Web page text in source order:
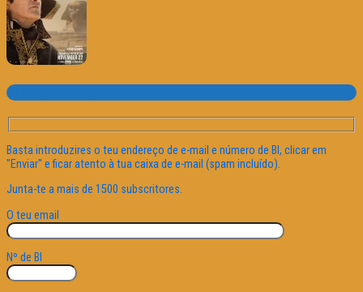
Subscrever o site
Basta introduzires o teu endereço de e-mail e número de BI, clicar em
"Enviar" e ficar atento à tua caixa de e-mail (spam incluído).
Junta-te a mais de 1500 subscritores.
O teu email
Nº de BI